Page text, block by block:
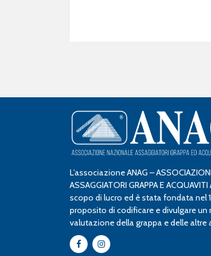
L’associazione ANAG –
ASSAGGIATORI GRAPPA E
scopo di lucro ed è stata fondata nel
proposito di codificare e divulgare un
valutazione della grappa e delle altre